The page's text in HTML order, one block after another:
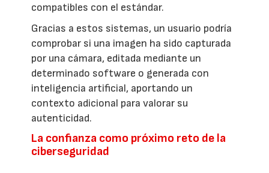
compatibles con el estándar.
Gracias a estos sistemas, un usuario podría
comprobar si una imagen ha sido capturada
por una cámara, editada mediante un
determinado software o generada con
inteligencia artificial, aportando un
contexto adicional para valorar su
autenticidad.
La confianza como próximo reto de la
ciberseguridad